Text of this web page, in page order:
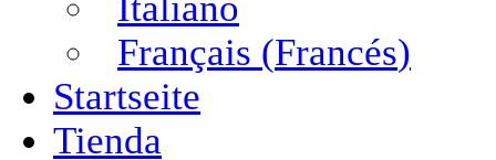
Français (Francés)
Startseite
Tienda